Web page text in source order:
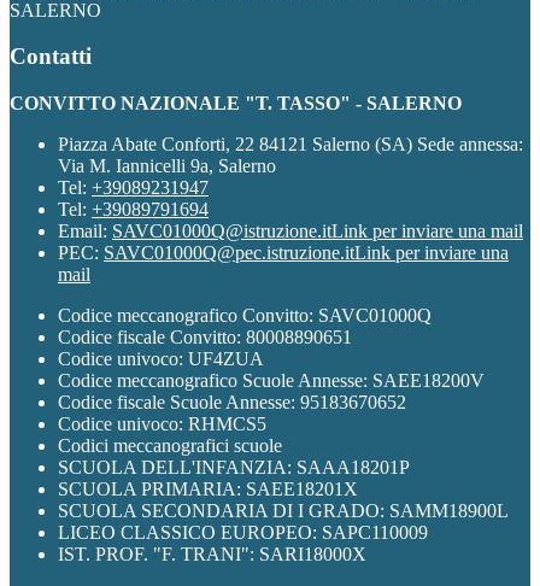
SALERNO
Contatti
CONVITTO NAZIONALE "T. TASSO" - SALERNO
Piazza Abate Conforti, 22 84121 Salerno (SA) Sede annessa:
Via M. Iannicelli 9a, Salerno
Tel: +39089231947
Tel: +39089791694
Email: SAVC01000Q@istruzione.itLink per inviare una mail
PEC: SAVC01000Q@pec.istruzione.itLink per inviare una
mail
Codice meccanografico Convitto: SAVC01000Q
Codice fiscale Convitto: 80008890651
Codice univoco: UF4ZUA
Codice meccanografico Scuole Annesse: SAEE18200V
Codice fiscale Scuole Annesse: 95183670652
Codice univoco: RHMCS5
Codici meccanografici scuole
SCUOLA DELL'INFANZIA: SAAA18201P
SCUOLA PRIMARIA: SAEE18201X
SCUOLA SECONDARIA DI I GRADO: SAMM18900L
LICEO CLASSICO EUROPEO: SAPC110009
IST. PROF. "F. TRANI": SARI18000X